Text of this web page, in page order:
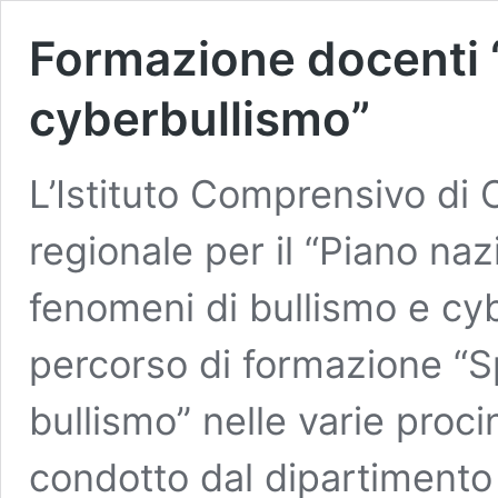
Formazione docenti
cyberbullismo”
L’Istituto Comprensivo di
regionale per il “Piano
fenomeni di bullismo e
percorso di formazione
bullismo” nelle varie
condotto dal